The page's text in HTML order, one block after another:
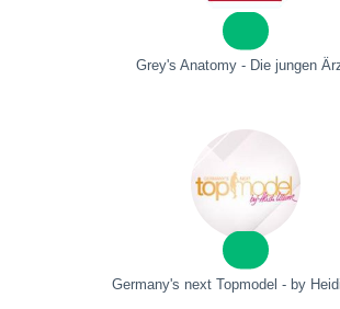
Grey's Anatomy - Die jungen
Germany's next Topmodel - by